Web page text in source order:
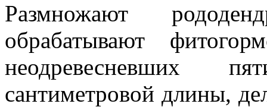
Размножают
обрабатывают
неодревесневших
сантиметровой длины,